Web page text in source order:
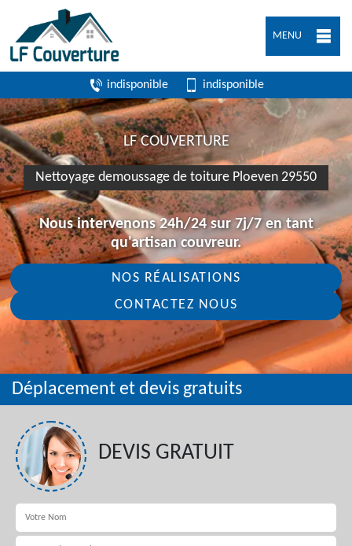
MENU
indisponible indisponible
LF COUVERTURE
Nettoyage demoussage de toiture Ploeven 29550
Nous intervenons 24h/24 sur 7j/7 en tant
qu'artisan couvreur.
NOS RÉALISATIONS
CONTACTEZ NOUS
Déplacement et devis gratuits
DEVIS GRATUIT